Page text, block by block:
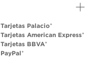
Tarjetas Palacio*
Tarjetas American Express*
Tarjetas BBVA*
PayPal*